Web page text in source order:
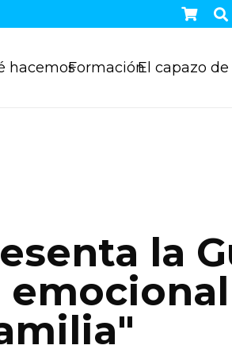
hacemosFormaciónEl capazo de
la